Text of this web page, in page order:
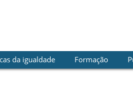
da igualdade Formação